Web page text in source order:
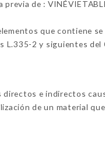
de :
que contiene
2 y siguientes
directos e indirectos
de un material